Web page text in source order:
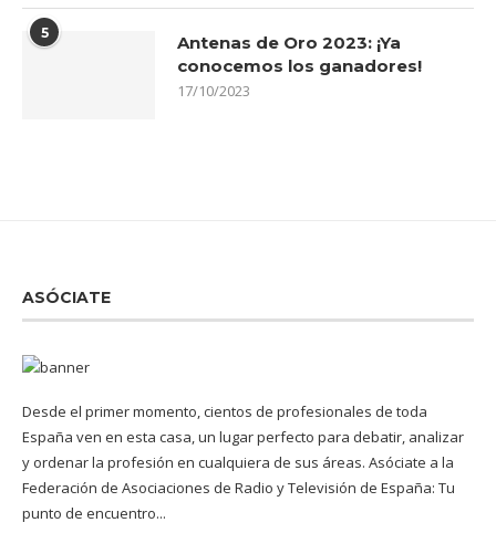
5
Antenas de Oro 2023: ¡Ya
conocemos los ganadores!
17/10/2023
ASÓCIATE
Desde el primer momento, cientos de profesionales de toda
España ven en esta casa, un lugar perfecto para debatir, analizar
y ordenar la profesión en cualquiera de sus áreas. Asóciate a la
Federación de Asociaciones de Radio y Televisión de España: Tu
punto de encuentro...